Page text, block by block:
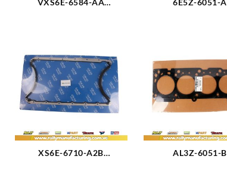
VXS6E-6584-AA
6E5Z-6051-A
XS6E-6710-A2B
AL3Z-6051-B